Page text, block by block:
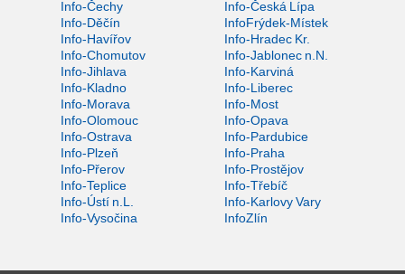
Info-Čechy
Info-Česká Lípa
Info-Děčín
InfoFrýdek-Místek
Info-Havířov
Info-Hradec Kr.
Info-Chomutov
Info-Jablonec n.N.
Info-Jihlava
Info-Karviná
Info-Kladno
Info-Liberec
Info-Morava
Info-Most
Info-Olomouc
Info-Opava
Info-Ostrava
Info-Pardubice
Info-Plzeň
Info-Praha
Info-Přerov
Info-Prostějov
Info-Teplice
Info-Třebíč
Info-Ústí n.L.
Info-Karlovy Vary
Info-Vysočina
InfoZlín